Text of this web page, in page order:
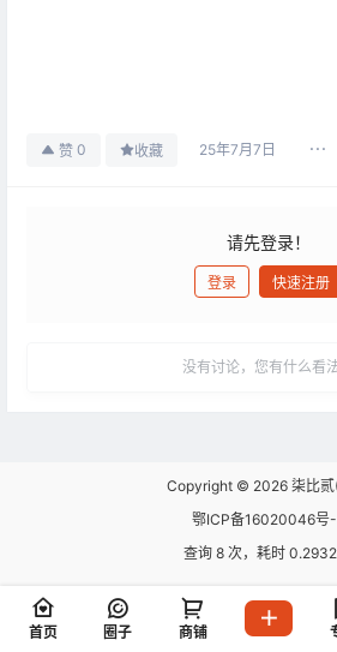
赞 0 收藏 25年7月7日
请先登录！
登录 快速注册
没有讨论，您有什么看法
Copyright © 2026 柒比
鄂ICP备16020046号
查询 8 次，耗时
首页 圈子 商铺